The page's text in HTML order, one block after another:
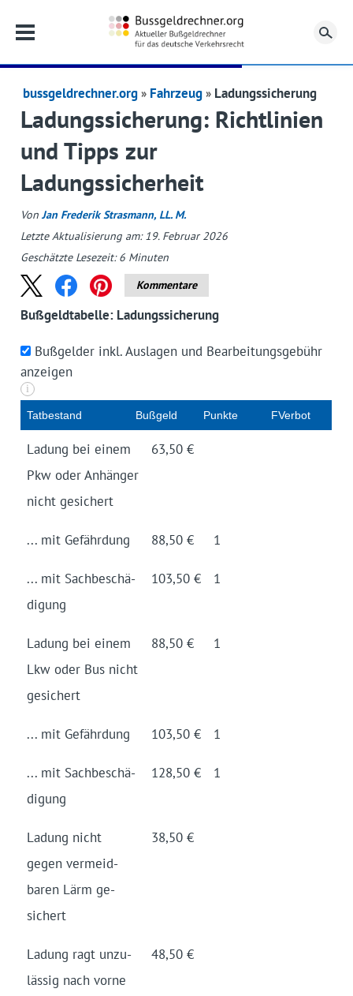
bussgeldrechner.org Fahrzeug Ladungssicherung
Ladungssicherung: Richtlinien
und Tipps zur
Ladungssicherheit
Von Jan Frederik Strasmann, LL. M.
Letzte Aktualisierung am: 19. Februar 2026
Geschätzte Lesezeit:6 Minuten
Kommentare
Bußgeldtabelle: Ladungssicherung
Bußgelder inkl. Auslagen und Bearbeitungsgebühr
anzeigen
i
Tat­be­stand Buß­geld Punk­te FVer­bot
Ladung bei einem
Pkw oder An­hänger
nicht gesichert
63,50 €
... mit Gefähr­dung 88,50 € 1
... mit Sach­be­schä­
digung
103,50 € 1
Ladung bei einem
Lkw oder Bus nicht
gesichert
88,50 € 1
... mit Gefähr­dung 103,50 € 1
... mit Sach­be­schä­
digung
128,50 € 1
Ladung nicht
gegen vermeid­
baren Lärm ge­
sichert
38,50 €
Ladung ragt un­zu­
lässig nach vor­ne
48,50 €